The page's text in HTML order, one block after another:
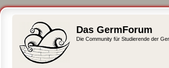
Das GermForum
Die Community für Studierende der